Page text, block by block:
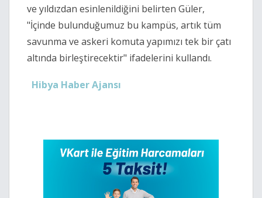
ve yıldızdan esinlenildiğini belirten Güler,
"İçinde bulunduğumuz bu kampüs, artık tüm
savunma ve askeri komuta yapımızı tek bir çatı
altında birleştirecektir" ifadelerini kullandı.
Hibya Haber Ajansı